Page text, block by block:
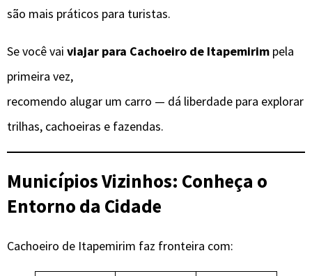
são mais práticos para turistas.
Se você vai viajar para Cachoeiro de Itapemirim pela
primeira vez,
recomendo alugar um carro — dá liberdade para explorar
trilhas, cachoeiras e fazendas.
Municípios Vizinhos: Conheça o
Entorno da Cidade
Cachoeiro de Itapemirim faz fronteira com: